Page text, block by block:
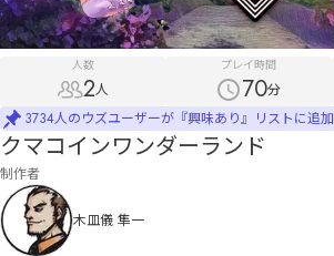
人数
2人
プレイ時間
70分
3734人のウズユーザーが『興味あり』リストに追
クマコインワンダーランド
制作者
木皿儀 隼一